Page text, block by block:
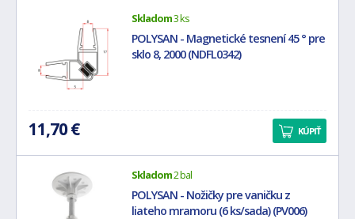
Skladom3 ks
POLYSAN - Magnetické tesnení 45 ° pre
sklo 8, 2000 (NDFL0342)
11,70 € KÚPIŤ
Skladom2 bal
POLYSAN - Nožičky pre vaničku z
liateho mramoru (6 ks/sada) (PV006)